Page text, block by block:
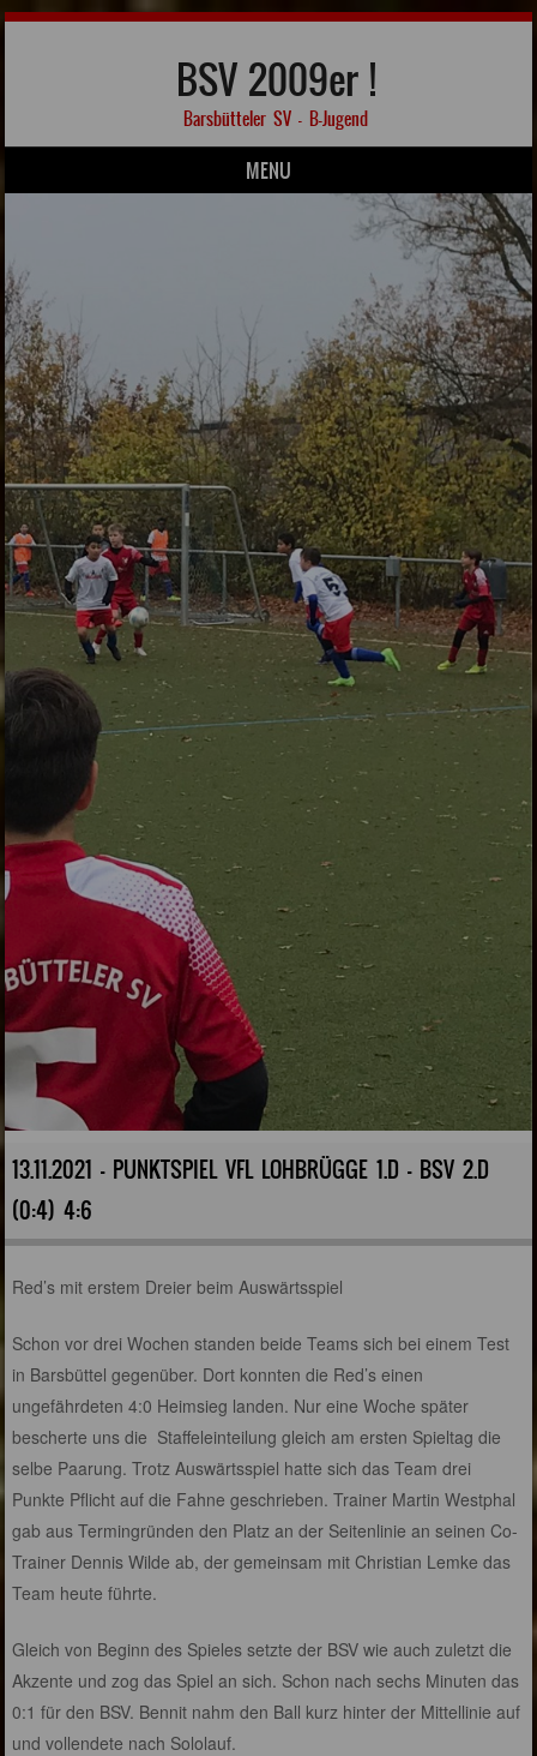
BSV 2009er !
Barsbütteler SV – B-Jugend
MENU
13.11.2021 - PUNKTSPIEL VFL LOHBRÜGGE 1.D – BSV 2.D
(0:4) 4:6
Red’s mit erstem Dreier beim Auswärtsspiel
Schon vor drei Wochen standen beide Teams sich bei einem Test
in Barsbüttel gegenüber. Dort konnten die Red’s einen
ungefährdeten 4:0 Heimsieg landen. Nur eine Woche später
bescherte uns die Staffeleinteilung gleich am ersten Spieltag die
selbe Paarung. Trotz Auswärtsspiel hatte sich das Team drei
Punkte Pflicht auf die Fahne geschrieben. Trainer Martin Westphal
gab aus Termingründen den Platz an der Seitenlinie an seinen Co-
Trainer Dennis Wilde ab, der gemeinsam mit Christian Lemke das
Team heute führte.
Gleich von Beginn des Spieles setzte der BSV wie auch zuletzt die
Akzente und zog das Spiel an sich. Schon nach sechs Minuten das
0:1 für den BSV. Bennit nahm den Ball kurz hinter der Mittellinie auf
und vollendete nach Sololauf.